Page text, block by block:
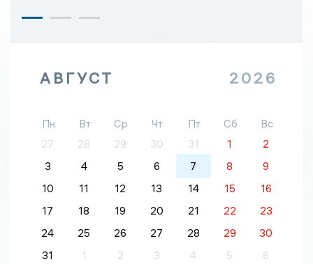
АВГУСТ 2026
Пн Вт Ср Чт Пт Сб
Вс
27
28 29 30 31 1
2
3
4 5 6 7 8
9
10
11 12 13 14 15
16
17
18 19 20 21 22
23
24
25 26 27 28 29
30
31
1 2 3 4 5 6